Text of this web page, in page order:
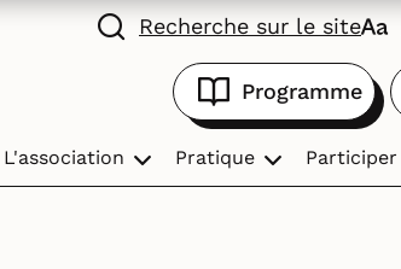
Recherche sur le site
L'association Pratique Participer
Programme